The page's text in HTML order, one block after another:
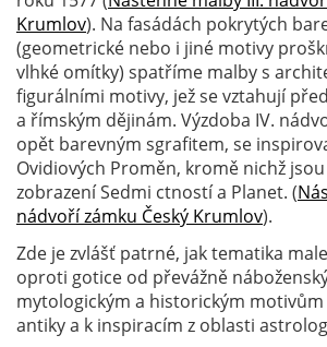
Krumlov). Na fasádách pokrytých
(geometrické nebo i jiné motivy
vlhké omítky) spatříme malby s
figurálními motivy, jež se vztahují
a římským dějinám. Výzdoba IV.
opět barevným sgrafitem, se
Ovidiových Proměn, kromě nichž
zobrazení Sedmi ctností a Planet. (
nádvoří zámku Český Krumlov).
Zde je zvlášť patrné, jak tematika
oproti gotice od převážně
mytologickým a historickým
antiky a k inspiracím z oblasti